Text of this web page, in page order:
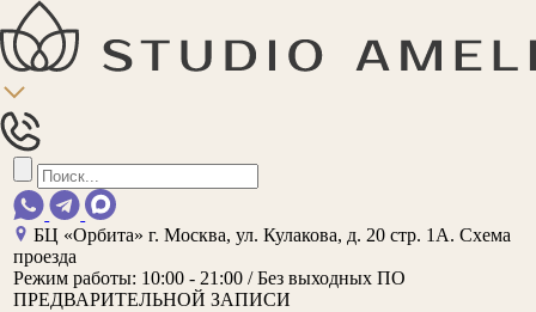
БЦ «Орбита»г. Москва, ул. Кулакова, д. 20 стр. 1А. Схема
проезда
Режим работы: 10:00 - 21:00 / Без выходных ПО
ПРЕДВАРИТЕЛЬНОЙ ЗАПИСИ